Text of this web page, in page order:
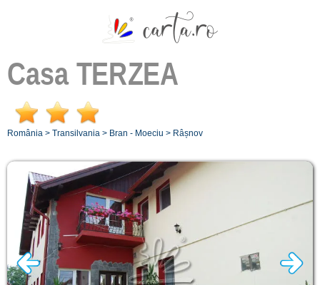
Casa TERZEA
România > Transilvania > Bran - Moeciu > Râșnov